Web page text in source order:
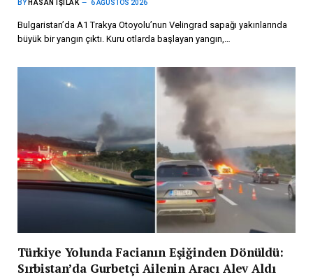
BY HASAN IŞILAK 6 AĞUSTOS 2026
Bulgaristan’da A1 Trakya Otoyolu’nun Velingrad sapağı yakınlarında
büyük bir yangın çıktı. Kuru otlarda başlayan yangın,…
Türkiye Yolunda Facianın Eşiğinden Dönüldü:
Sırbistan’da Gurbetçi Ailenin Aracı Alev Aldı